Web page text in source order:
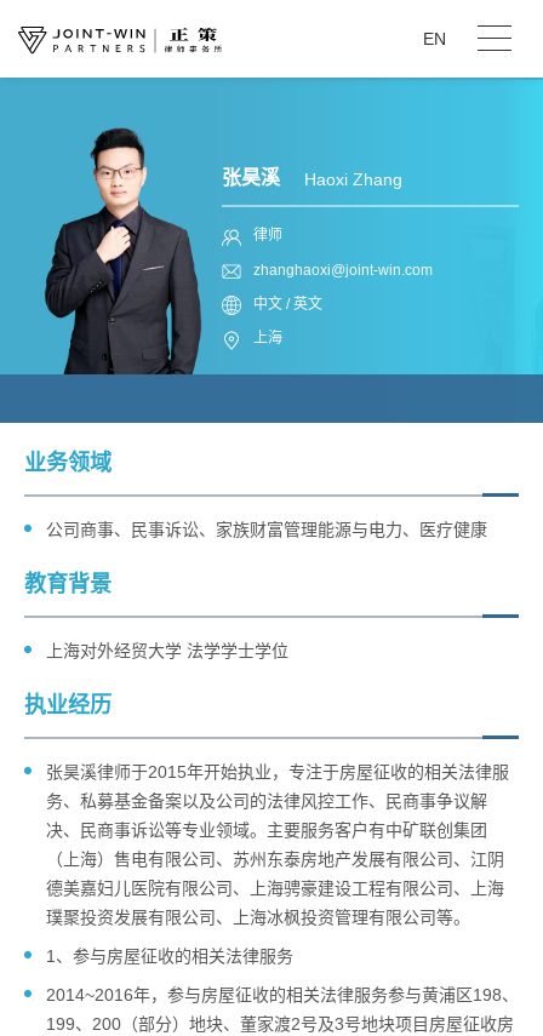
EN
张昊溪 Haoxi Zhang
律师
zhanghaoxi@joint-win.com
中文 / 英文
上海
业务领域
公司商事、民事诉讼、家族财富管理能源与电力、医疗健康
教育背景
上海对外经贸大学 法学学士学位
执业经历
张昊溪律师于2015年开始执业，专注于房屋征收的相关法律服
务、私募基金备案以及公司的法律风控工作、民商事争议解
决、民商事诉讼等专业领域。主要服务客户有中矿联创集团
（上海）售电有限公司、苏州东泰房地产发展有限公司、江阴
德美嘉妇儿医院有限公司、上海骋豪建设工程有限公司、上海
璞聚投资发展有限公司、上海冰枫投资管理有限公司等。
1、参与房屋征收的相关法律服务
2014~2016年，参与房屋征收的相关法律服务参与黄浦区198、
199、200（部分）地块、董家渡2号及3号地块项目房屋征收房